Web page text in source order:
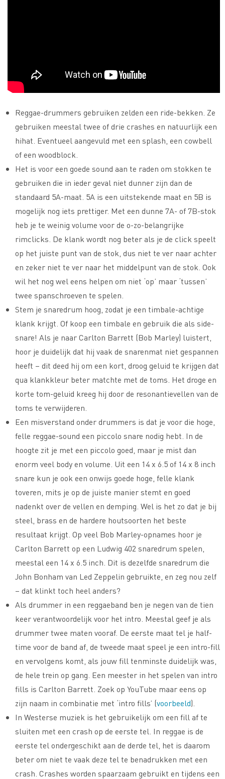
Reggae-drummers gebruiken zelden een ride-bekken. Ze
gebruiken meestal twee of drie crashes en natuurlijk een
hihat. Eventueel aangevuld met een splash, een cowbell
of een woodblock.
Het is voor een goede sound aan te raden om stokken te
gebruiken die in ieder geval niet dunner zijn dan de
standaard 5A-maat. 5A is een uitstekende maat en 5B is
mogelijk nog iets prettiger. Met een dunne 7A- of 7B-stok
heb je te weinig volume voor de o-zo-belangrijke
rimclicks. De klank wordt nog beter als je de click speelt
op het juiste punt van de stok, dus niet te ver naar achter
en zeker niet te ver naar het middelpunt van de stok. Ook
wil het nog wel eens helpen om niet ‘op’ maar ‘tussen’
twee spanschroeven te spelen.
Stem je snaredrum hoog, zodat je een timbale-achtige
klank krijgt. Of koop een timbale en gebruik die als side-
snare! Als je naar Carlton Barrett (Bob Marley) luistert,
hoor je duidelijk dat hij vaak de snarenmat niet gespannen
heeft – dit deed hij om een kort, droog geluid te krijgen dat
qua klankkleur beter matchte met de toms. Het droge en
korte tom-geluid kreeg hij door de resonantievellen van de
toms te verwijderen.
Een misverstand onder drummers is dat je voor die hoge,
felle reggae-sound een piccolo snare nodig hebt. In de
hoogte zit je met een piccolo goed, maar je mist dan
enorm veel body en volume. Uit een 14 x 6.5 of 14 x 8 inch
snare kun je ook een onwijs goede hoge, felle klank
toveren, mits je op de juiste manier stemt en goed
nadenkt over de vellen en demping. Wel is het zo dat je bij
steel, brass en de hardere houtsoorten het beste
resultaat krijgt. Op veel Bob Marley-opnames hoor je
Carlton Barrett op een Ludwig 402 snaredrum spelen,
meestal een 14 x 6.5 inch. Dit is dezelfde snaredrum die
John Bonham van Led Zeppelin gebruikte, en zeg nou zelf
– dat klinkt toch heel anders?
Als drummer in een reggaeband ben je negen van de tien
keer verantwoordelijk voor het intro. Meestal geef je als
drummer twee maten vooraf. De eerste maat tel je half-
time voor de band af, de tweede maat speel je een intro-fill
en vervolgens komt, als jouw fill tenminste duidelijk was,
de hele trein op gang. Een meester in het spelen van intro
fills is Carlton Barrett. Zoek op YouTube maar eens op
zijn naam in combinatie met ‘intro fills’ (voorbeeld).
In Westerse muziek is het gebruikelijk om een fill af te
sluiten met een crash op de eerste tel. In reggae is de
eerste tel ondergeschikt aan de derde tel, het is daarom
beter om niet te vaak deze tel te benadrukken met een
crash. Crashes worden spaarzaam gebruikt en tijdens een